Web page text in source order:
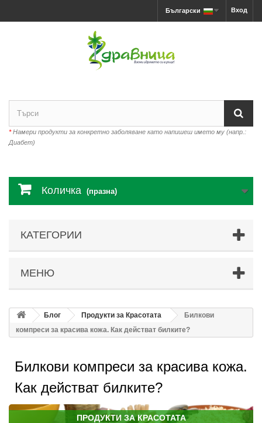
Вход
Български
*Намери продукти за конкретно заболяване като напишеш името му (напр.:
Диабет)
Количка (празна)
КАТЕГОРИИ
МЕНЮ
Блог Продукти за Красотата
Билкови
компреси за красива кожа. Как действат билките?
Билкови компреси за красива кожа.
Как действат билките?
ПРОДУКТИ ЗА КРАСОТАТА